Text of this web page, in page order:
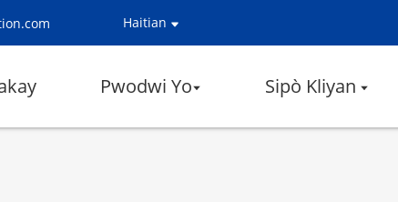
Haitian
Pwodwi Yo Sipò Kliyan